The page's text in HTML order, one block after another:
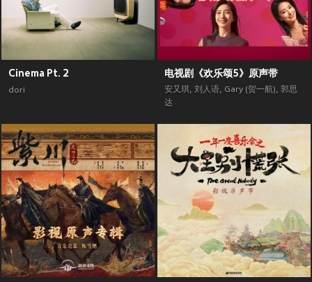
Cinema Pt. 2
dori
电视剧《欢乐颂5》原声带
安又琪, 刘人语, Gary (贺一航), 郭思
达